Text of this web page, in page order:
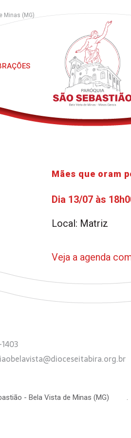
Minas (MG)
Mães que oram
Dia 13/07 às
Local: Matriz
Veja a agenda
- Bela Vista de Minas